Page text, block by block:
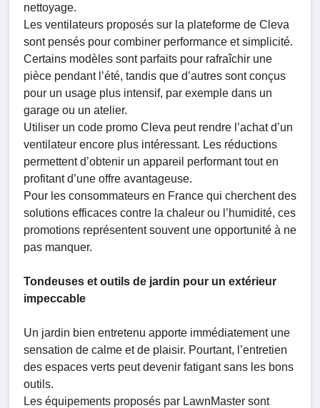
nettoyage.
Les ventilateurs proposés sur la plateforme de Cleva
sont pensés pour combiner performance et simplicité.
Certains modèles sont parfaits pour rafraîchir une
pièce pendant l’été, tandis que d’autres sont conçus
pour un usage plus intensif, par exemple dans un
garage ou un atelier.
Utiliser un code promo Cleva peut rendre l’achat d’un
ventilateur encore plus intéressant. Les réductions
permettent d’obtenir un appareil performant tout en
profitant d’une offre avantageuse.
Pour les consommateurs en France qui cherchent des
solutions efficaces contre la chaleur ou l’humidité, ces
promotions représentent souvent une opportunité à ne
pas manquer.
Tondeuses et outils de jardin pour un extérieur
impeccable
Un jardin bien entretenu apporte immédiatement une
sensation de calme et de plaisir. Pourtant, l’entretien
des espaces verts peut devenir fatigant sans les bons
outils.
Les équipements proposés par LawnMaster sont